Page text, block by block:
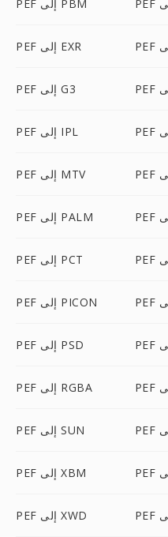
PEF إلى PBM
PEF إلى EXR
PEF إلى G3
PEF إلى IPL
PEF إلى MTV
PEF إلى PALM
PEF إلى PCT
PEF إلى PICON
PEF إلى PSD
PEF إلى RGBA
PEF إلى SUN
PEF إلى XBM
PEF إلى XWD